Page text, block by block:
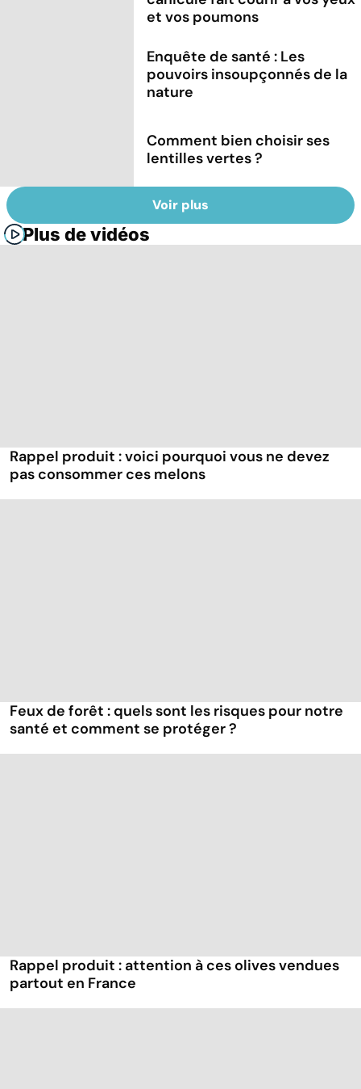
et vos poumons
Enquête de santé : Les
pouvoirs insoupçonnés de la
nature
Comment bien choisir ses
lentilles vertes ?
Voir plus
Plus de vidéos
Rappel produit : voici pourquoi vous ne devez
pas consommer ces melons
Feux de forêt : quels sont les risques pour notre
santé et comment se protéger ?
Rappel produit : attention à ces olives vendues
partout en France